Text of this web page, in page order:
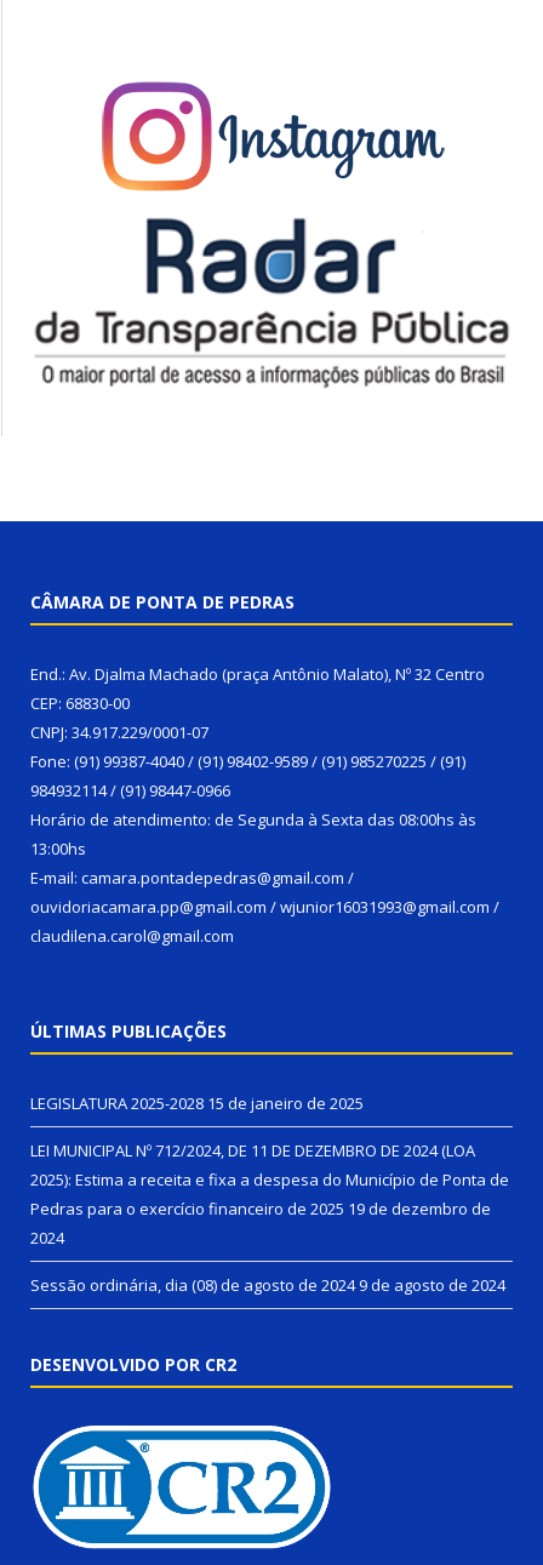
CÂMARA DE PONTA DE PEDRAS
End.: Av. Djalma Machado (praça Antônio Malato), Nº 32 Centro
CEP: 68830-00
CNPJ: 34.917.229/0001-07
Fone: (91) 99387-4040 / (91) 98402-9589 / (91) 985270225 / (91)
984932114 / (91) 98447-0966
Horário de atendimento: de Segunda à Sexta das 08:00hs às
13:00hs
E-mail: camara.pontadepedras@gmail.com /
ouvidoriacamara.pp@gmail.com / wjunior16031993@gmail.com /
claudilena.carol@gmail.com
ÚLTIMAS PUBLICAÇÕES
LEGISLATURA 2025-2028 15 de janeiro de 2025
LEI MUNICIPAL Nº 712/2024, DE 11 DE DEZEMBRO DE 2024 (LOA
2025): Estima a receita e fixa a despesa do Município de Ponta de
Pedras para o exercício financeiro de 2025 19 de dezembro de
2024
Sessão ordinária, dia (08) de agosto de 20249 de agosto de 2024
DESENVOLVIDO POR CR2